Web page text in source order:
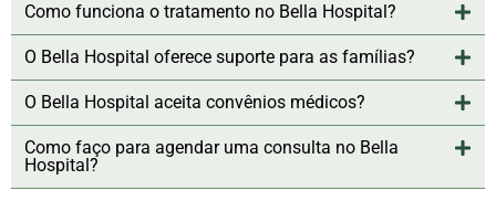
Como funciona o tratamento no Bella Hospital?
O Bella Hospital oferece suporte para as famílias?
O Bella Hospital aceita convênios médicos?
Como faço para agendar uma consulta no Bella
Hospital?